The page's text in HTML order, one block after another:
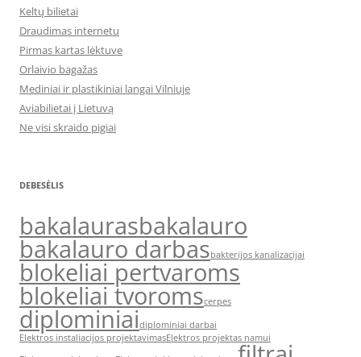
Keltų bilietai
Draudimas internetu
Pirmas kartas lėktuve
Orlaivio bagažas
Mediniai ir plastikiniai langai Vilniuje
Aviabilietai į Lietuvą
Ne visi skraido pigiai
DEBESĖLIS
bakalaurasbakalauro
bakalauro darbasbakterijos kanalizacijai
blokeliai pertvaroms
blokeliai tvoromscerpes
diplominiaidiplominiai darbai
Elektros instaliacijos projektavimasElektros projektas namui